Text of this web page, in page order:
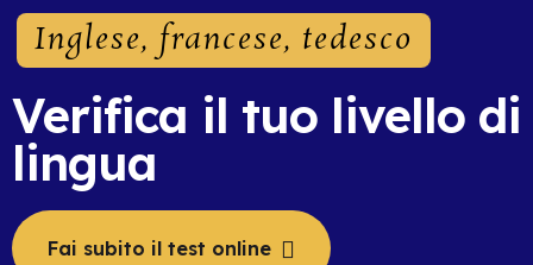
Inglese, francese, tedesco
Verifica il tuo livello di
lingua
Fai subito il test online